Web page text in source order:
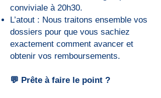
conviviale à 20h30.
L’atout : Nous traitons ensemble vos
dossiers pour que vous sachiez
exactement comment avancer et
obtenir vos remboursements.
💬 Prête à faire le point ?